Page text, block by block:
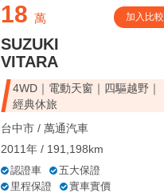
18 萬 加入比較
SUZUKI
VITARA
4WD｜電動天窗｜四驅越野｜
經典休旅
台中市 / 萬通汽車
2011年 / 191,198km
認證車
五大保證
里程保證
實車實價